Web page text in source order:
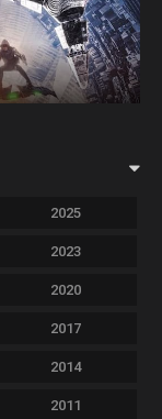
2025
2023
2020
2017
2014
2011